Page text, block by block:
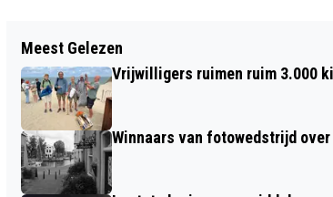
SENIOREN WEER VEILIG DE WEG
CURSUS
Meest Gelezen
Vrijwilligers ruimen ruim 3.000
Winnaars van fotowedstrijd